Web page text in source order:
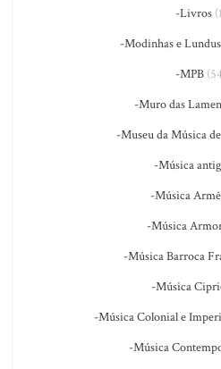
-Livros
-Modinhas e
-MPB
-Muro das
-Museu da Música
-Música
-Música
-Música
-Música Barroca
-Música
-Música Colonial e
-Música